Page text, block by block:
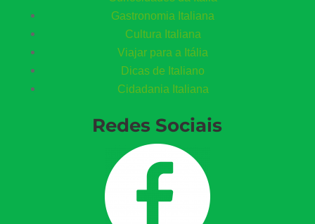
Gastronomia Italiana
Cultura Italiana
Viajar para a Itália
Dicas de Italiano
Cidadania Italiana
Redes Sociais